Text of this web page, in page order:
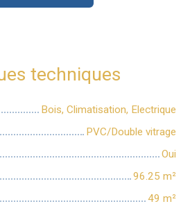
techniques
Bois, Climatisation, Electrique
PVC/Double vitrage
Oui
96.25 m²
49 m²